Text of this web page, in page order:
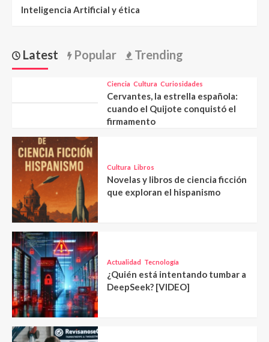
Inteligencia Artificial y ética
Latest Popular Trending
Ciencia Cultura Curiosidades
Cervantes, la estrella española:
cuando el Quijote conquistó el
firmamento
Cultura Libros
Novelas y libros de ciencia ficción
que exploran el hispanismo
Actualidad Tecnología
¿Quién está intentando tumbar a
DeepSeek? [VIDEO]